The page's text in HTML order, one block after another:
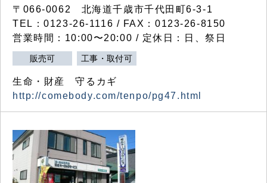
〒066-0062 北海道千歳市千代田町6-3-1
TEL：0123-26-1116 / FAX：0123-26-8150
営業時間：10:00〜20:00 / 定休日：日、祭日
販売可 工事・取付可
生命・財産 守るカギ
http://comebody.com/tenpo/pg47.html